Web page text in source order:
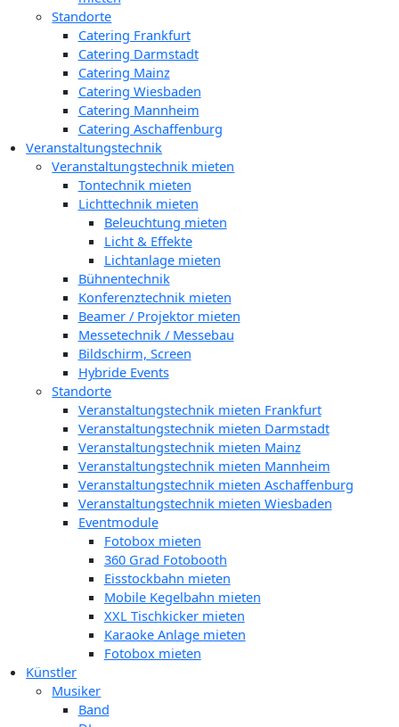
Standorte
Catering Frankfurt
Catering Darmstadt
Catering Mainz
Catering Wiesbaden
Catering Mannheim
Catering Aschaffenburg
Veranstaltungstechnik
Veranstaltungstechnik mieten
Tontechnik mieten
Lichttechnik mieten
Beleuchtung mieten
Licht & Effekte
Lichtanlage mieten
Bühnentechnik
Konferenztechnik mieten
Beamer / Projektor mieten
Messetechnik / Messebau
Bildschirm, Screen
Hybride Events
Standorte
Veranstaltungstechnik mieten Frankfurt
Veranstaltungstechnik mieten Darmstadt
Veranstaltungstechnik mieten Mainz
Veranstaltungstechnik mieten Mannheim
Veranstaltungstechnik mieten Aschaffenburg
Veranstaltungstechnik mieten Wiesbaden
Eventmodule
Fotobox mieten
360 Grad Fotobooth
Eisstockbahn mieten
Mobile Kegelbahn mieten
XXL Tischkicker mieten
Karaoke Anlage mieten
Fotobox mieten
Künstler
Musiker
Band